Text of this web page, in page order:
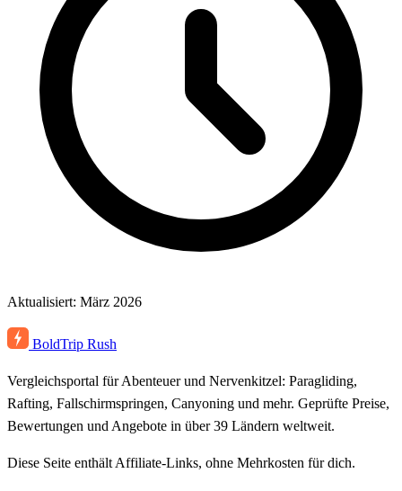
Aktualisiert: März 2026
BoldTrip Rush
Vergleichsportal für Abenteuer und Nervenkitzel: Paragliding,
Rafting, Fallschirmspringen, Canyoning und mehr. Geprüfte Preise,
Bewertungen und Angebote in über 39 Ländern weltweit.
Diese Seite enthält Affiliate-Links, ohne Mehrkosten für dich.